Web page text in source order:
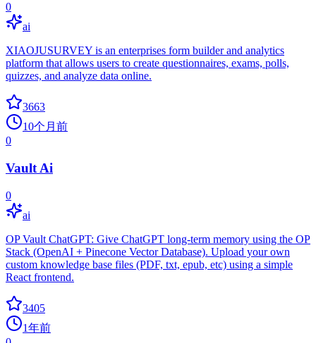
0
ai
XIAOJUSURVEY is an enterprises form builder and analytics
platform that allows users to create questionnaires, exams, polls,
quizzes, and analyze data online.
3663
10个月前
0
Vault Ai
0
ai
OP Vault ChatGPT: Give ChatGPT long-term memory using the OP
Stack (OpenAI + Pinecone Vector Database). Upload your own
custom knowledge base files (PDF, txt, epub, etc) using a simple
React frontend.
3405
1年前